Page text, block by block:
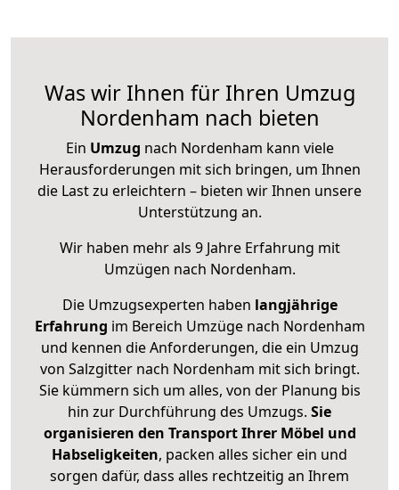
Was wir Ihnen für Ihren Umzug
Nordenham nach bieten
Ein Umzug nach Nordenham kann viele
Herausforderungen mit sich bringen, um Ihnen
die Last zu erleichtern – bieten wir Ihnen unsere
Unterstützung an.
Wir haben mehr als 9 Jahre Erfahrung mit
Umzügen nach Nordenham.
Die Umzugsexperten haben langjährige
Erfahrung im Bereich Umzüge nach Nordenham
und kennen die Anforderungen, die ein Umzug
von Salzgitter nach Nordenham mit sich bringt.
Sie kümmern sich um alles, von der Planung bis
hin zur Durchführung des Umzugs. Sie
organisieren den Transport Ihrer Möbel und
Habseligkeiten, packen alles sicher ein und
sorgen dafür, dass alles rechtzeitig an Ihrem